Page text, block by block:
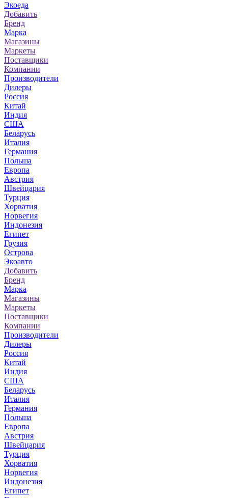
Экоеда
Добавить
Бренд
Марка
Магазины
Маркеты
Поставщики
Компании
Производители
Дилеры
Россия
Китай
Индия
США
Беларусь
Италия
Германия
Польша
Европа
Австрия
Швейцария
Турция
Хорватия
Норвегия
Индонезия
Египет
Грузия
Острова
Экоавто
Добавить
Бренд
Марка
Магазины
Маркеты
Поставщики
Компании
Производители
Дилеры
Россия
Китай
Индия
США
Беларусь
Италия
Германия
Польша
Европа
Австрия
Швейцария
Турция
Хорватия
Норвегия
Индонезия
Египет